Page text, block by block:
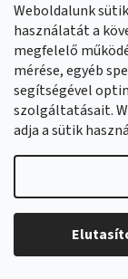
Weboldalunk
használatát a
megfelelő
mérése, egyéb
segítségével
szolgáltatásait.
adja a sütik
Mexen Catia,
mosogató
cm, fehér
él, 21314805
Külső raktáron (
30 990 Ft